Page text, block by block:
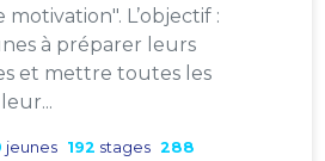
L’objectif :
à préparer leurs
et mettre toutes les
jeunes 192 stages 288